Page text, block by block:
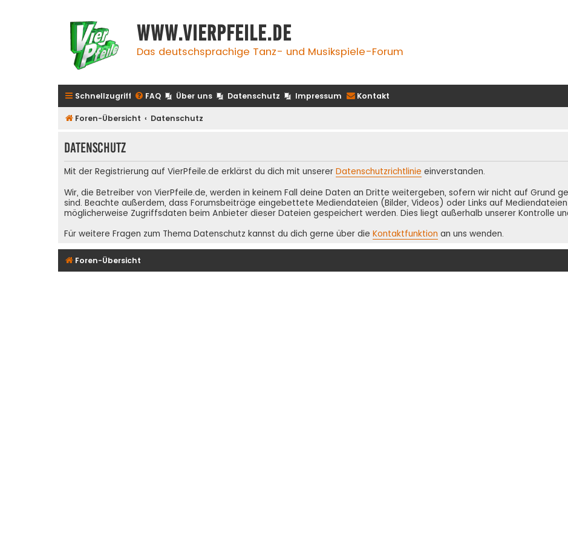
www.vierpfeile.de
Das deutschsprachige Tanz- und Musikspiele-Forum
Schnellzugriff FAQ Über uns Datenschutz Impressum Kontakt
Foren-Übersicht Datenschutz
Datenschutz
Mit der Registrierung auf VierPfeile.de erklärst du dich mit unserer Datenschutzrichtlinie einverstanden.
Wir, die Betreiber von VierPfeile.de, werden in keinem Fall deine Daten an Dritte weitergeben, sofern wir nicht auf Grund
sind. Beachte außerdem, dass Forumsbeiträge eingebettete Mediendateien (Bilder, Videos) oder Links auf
möglicherweise Zugriffsdaten beim Anbieter dieser Dateien gespeichert werden. Dies liegt außerhalb unserer Kontrolle
Für weitere Fragen zum Thema Datenschutz kannst du dich gerne über die Kontaktfunktion an uns wenden.
Foren-Übersicht